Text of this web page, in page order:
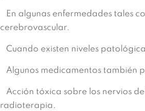
En algunas enfermedades tales
cerebrovascular.
Cuando existen niveles
Algunos medicamentos también
Acción tóxica sobre los nervios
radioterapia.